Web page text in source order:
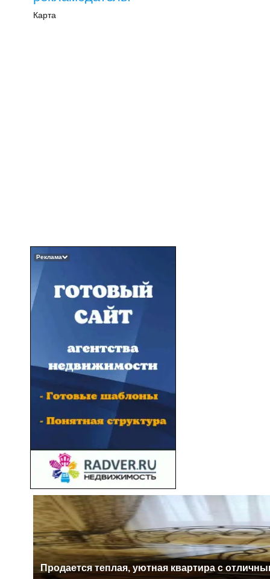
Карта
Реклама
Прoдaетcя тeплая, уютная квартира c